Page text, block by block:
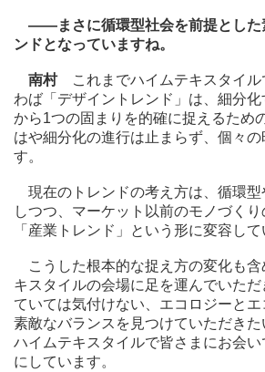
――まさに循環型社会を前提とした
ンドとなっていますね。
南村これまでハイムテキスタイル
わば「デザイントレンド」は、細分
から1つの固まりを的確に捉えるため
はや細分化の進行は止まらず、個々の
す。
現在のトレンドの考え方は、循環型
しつつ、マーケット以前のモノづく
「産業トレンド」という形に変容して
こうした根本的な捉え方の変化も含
キスタイルの会場に足を運んでいた
ていては気付けない、エコロジーと
素敵なバランスを見つけていただきた
ハイムテキスタイルで皆さまにお会
にしています。